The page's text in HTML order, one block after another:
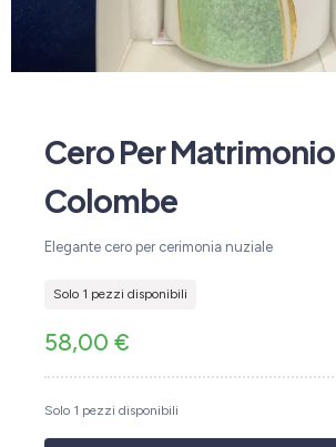
Cero Per Matrimonio
Colombe
Elegante cero per cerimonia nuziale
Solo 1 pezzi disponibili
58,00 €
Solo 1 pezzi disponibili